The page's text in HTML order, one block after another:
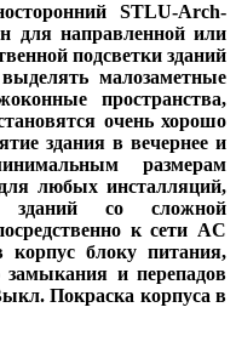
STLU-Arch-
для направленной или
подсветки зданий
малозаметные
пространства,
очень хорошо
здания в вечернее и
размерам
любых инсталляций,
зданий со сложной
к сети AC
корпус блоку питания,
и перепадов
Покраска корпуса в